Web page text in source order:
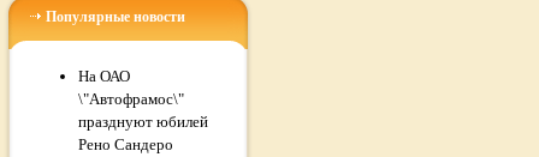
Популярные новости
На ОАО
\"Автофрамос\"
празднуют юбилей
Рено Сандеро